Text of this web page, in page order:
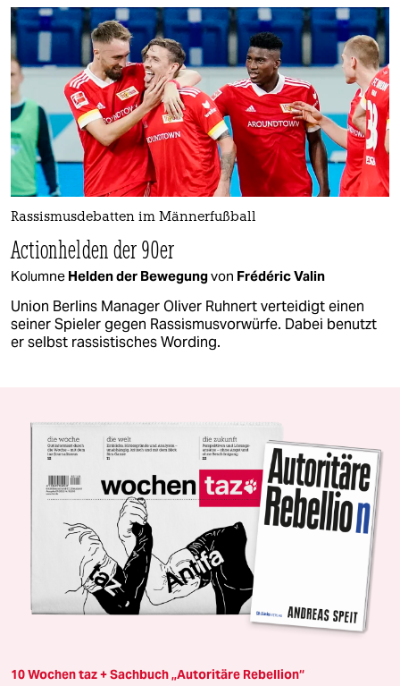
Rassismusdebatten im Männerfußball
Actionhelden der 90er
Kolumne Helden der Bewegungvon Frédéric Valin
Union Berlins Manager Oliver Ruhnert verteidigt einen
seiner Spieler gegen Rassismusvorwürfe. Dabei benutzt
er selbst rassistisches Wording.
10 Wochen taz + Sachbuch „Autoritäre Rebellion“